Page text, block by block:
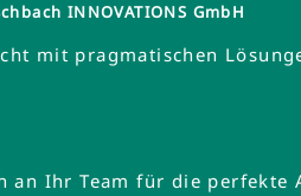
INNOVATIONS GmbH
mit pragmatischen
an Ihr Team für die